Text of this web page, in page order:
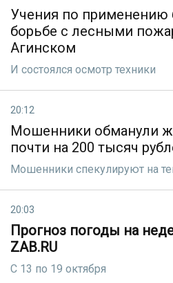
Учения по применению
борьбе с лесными
Агинском
И состоялся осмотр техники
20:12
Мошенники обманули
почти на 200 тысяч
Мошенники спекулируют на
20:03
Прогноз погоды на
ZAB.RU
С 13 по 19 октября